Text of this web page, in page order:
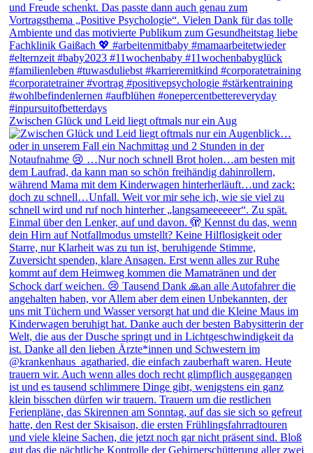
Zwischen Glück und Leid liegt oftmals nur ein Aug